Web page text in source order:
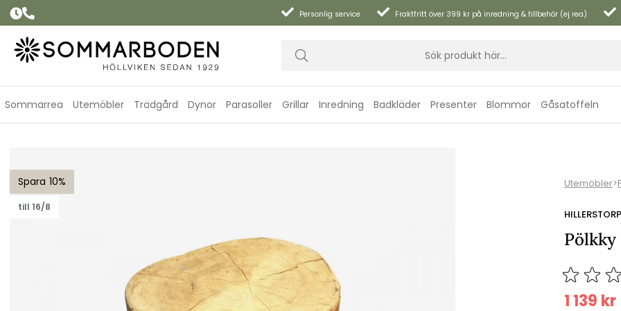
Personlig service Fraktfritt över 399 kr på inredning & tillbehör (ej rea)
Sommarrea Utemöbler Trädgård Dynor Parasoller Grillar Inredning Badkläder Presenter Blommor Gåsatoffeln
10
till 16/8
Utemöbler>
HILLERSTORP
1 139 kr